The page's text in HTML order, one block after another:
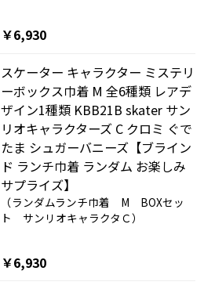
￥6,930
スケーター キャラクター ミステリ
ーボックス巾着 M 全6種類 レアデ
ザイン1種類 KBB21B skater サン
リオキャラクターズ C クロミ ぐで
たま シュガーバニーズ【ブライン
ド ランチ巾着 ランダム お楽しみ
サプライズ】
（ランダムランチ巾着 M BOXセッ
ト サンリオキャラクタＣ）
￥6,930